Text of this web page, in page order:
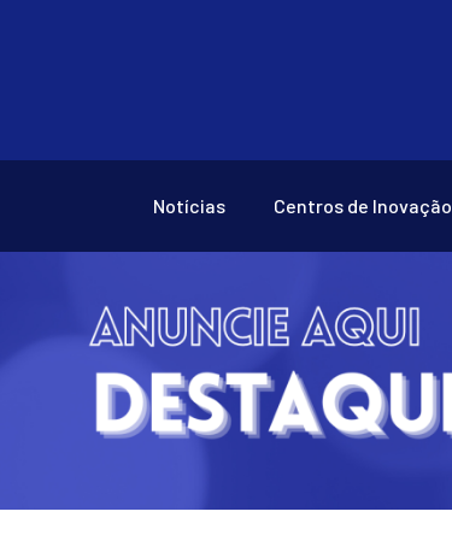
Notícias Centros de Inovação